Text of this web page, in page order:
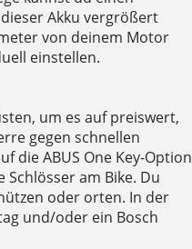
Akku vergrößert
von deinem Motor
einstellen.
um es auf preiswert,
gegen schnellen
die ABUS One Key-Option
am Bike. Du
oder orten. In der
und/oder ein Bosch